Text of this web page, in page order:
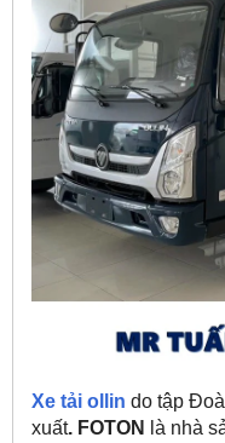
Xe tải ollin do tập
xuất. FOTON
là nhà